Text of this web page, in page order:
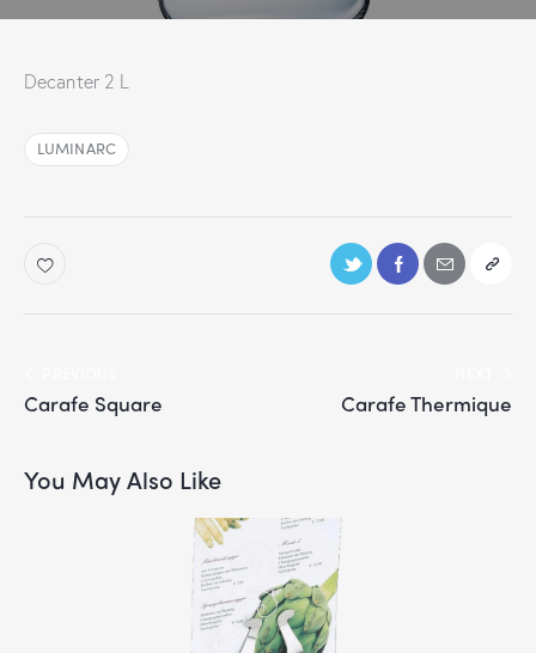
Decanter 2 L
LUMINARC
Carafe Square Carafe Thermique
You May Also Like